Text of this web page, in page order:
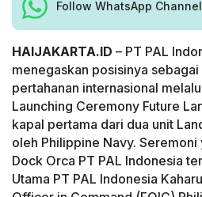
Follow WhatsApp
HAIJAKARTA.ID – PT PAL
menegaskan posisinya
pertahanan internasional
Launching Ceremony Future
kapal pertama dari dua unit
oleh Philippine Navy.
Dock Orca PT PAL Indonesia
Utama PT PAL Indonesia